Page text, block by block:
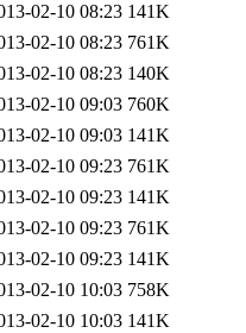
02-10 08:23 141K
02-10 08:23 761K
02-10 08:23 140K
02-10 09:03 760K
02-10 09:03 141K
02-10 09:23 761K
02-10 09:23 141K
02-10 09:23 761K
02-10 09:23 141K
02-10 10:03 758K
02-10 10:03 141K